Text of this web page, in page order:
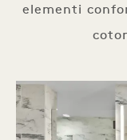
elementi